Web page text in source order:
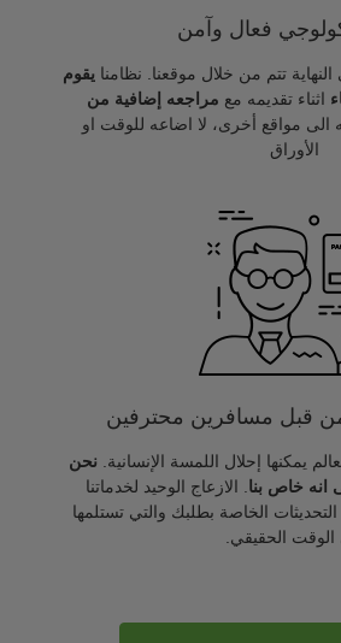
فعال وآمن
تتم من خلال موقعنا. نظامنا يقوم
اثناء تقديمه مع مراجعه إضافية من
الى مواقع أخرى، لا اضاعه للوقت او
الأوراق
قبل مسافرين محترفين
يمكنها إحلال اللمسة الإنسانية. نحن
خاص بنا . الازعاج الوحيد لخدماتنا
الخاصة بطلبك والتي تستلمها
الحقيقي.